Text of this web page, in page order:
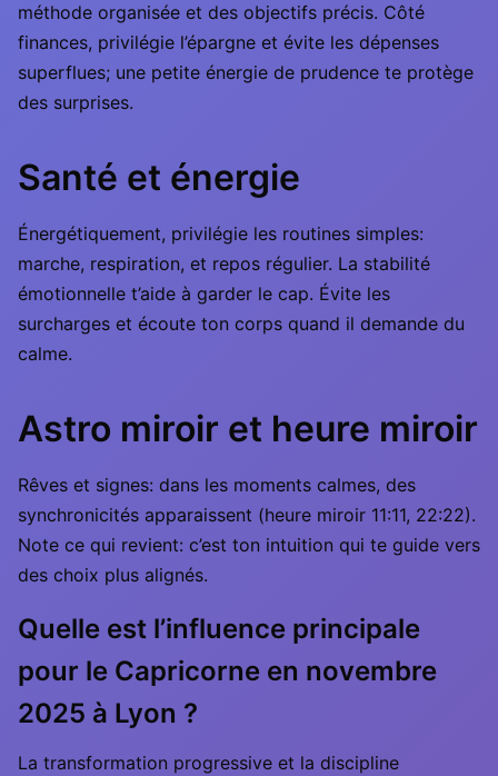
méthode organisée et des objectifs précis. Côté
finances, privilégie l’épargne et évite les dépenses
superflues; une petite énergie de prudence te protège
des surprises.
Santé et énergie
Énergétiquement, privilégie les routines simples:
marche, respiration, et repos régulier. La stabilité
émotionnelle t’aide à garder le cap. Évite les
surcharges et écoute ton corps quand il demande du
calme.
Astro miroir et heure miroir
Rêves et signes: dans les moments calmes, des
synchronicités apparaissent (heure miroir 11:11, 22:22).
Note ce qui revient: c’est ton intuition qui te guide vers
des choix plus alignés.
Quelle est l’influence principale
pour le Capricorne en novembre
2025 à Lyon ?
La transformation progressive et la discipline